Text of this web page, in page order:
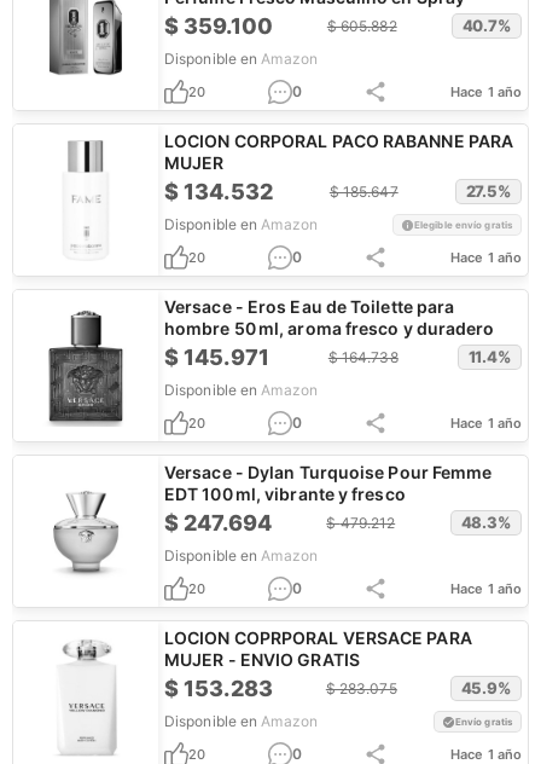
$ 359.100 $605.882 40.7%
Disponible en Amazon
20 0 Hace 1 año
LOCION CORPORAL PACO RABANNE PARA
MUJER
$134.532 $185.647 27.5%
Disponible en Amazon Elegible envío gratis
20 0 Hace 1 año
Versace - Eros Eau de Toilette para
hombre 50 ml, aroma fresco y duradero
$145.971 $164.738 11.4%
Disponible en Amazon
20 0 Hace 1 año
Versace - Dylan Turquoise Pour Femme
EDT 100 ml, vibrante y fresco
$ 247.694 $479.212 48.3%
Disponible en Amazon
20 0 Hace 1 año
LOCION COPRPORAL VERSACE PARA
MUJER - ENVIO GRATIS
$153.283 $283.075 45.9%
Disponible en Amazon Envío gratis
20 0 Hace 1 año